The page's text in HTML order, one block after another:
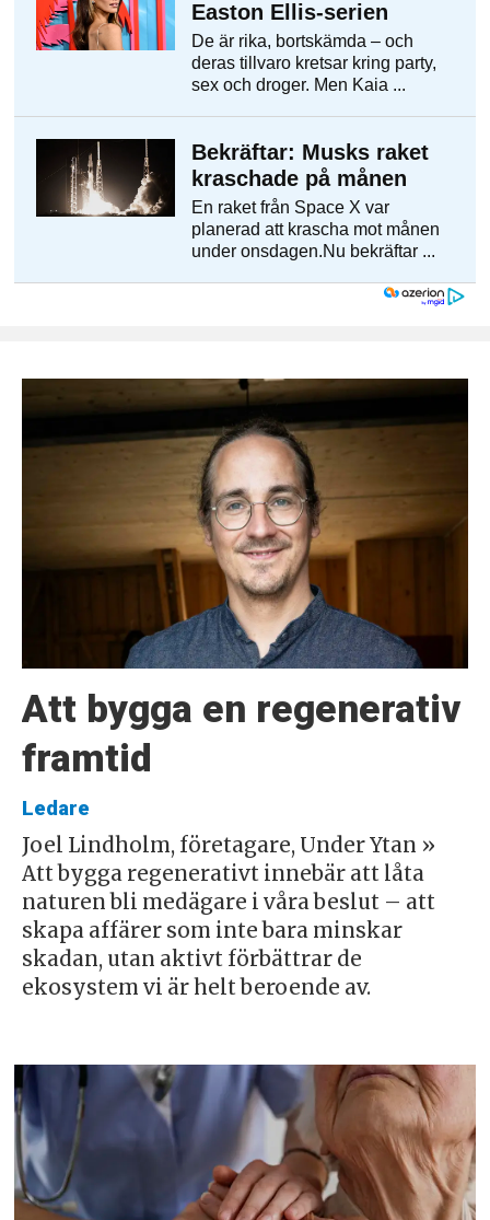
Att bygga en regenerativ
framtid
Ledare
Joel Lindholm, företagare, Under Ytan »
Att bygga regenerativt innebär att låta
naturen bli medägare i våra beslut – att
skapa affärer som inte bara minskar
skadan, utan aktivt förbättrar de
ekosystem vi är helt beroende av.